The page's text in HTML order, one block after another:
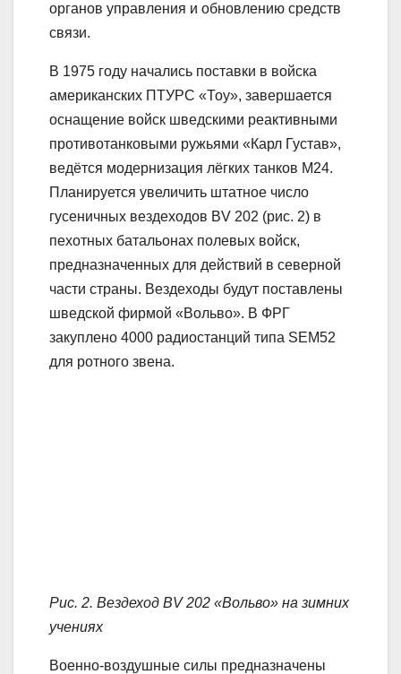
органов управления и обновлению средств
связи.
В 1975 году начались поставки в войска
американских ПТУPC «Тоу», завершается
оснащение войск шведскими реактивными
противотанковыми ружьями «Карл Густав»,
ведётся модернизация лёгких танков М24.
Планируется увеличить штатное число
гусеничных вездеходов BV 202 (рис. 2) в
пехотных батальонах полевых войск,
предназначенных для действий в северной
части страны. Вездеходы будут поставлены
шведской фирмой «Вольво». В ФРГ
закуплено 4000 радиостанций типа SEM52
для ротного звена.
Рис. 2. Вездеход BV 202 «Вольво» на зимних
учениях
Военно-воздушные силы предназначены